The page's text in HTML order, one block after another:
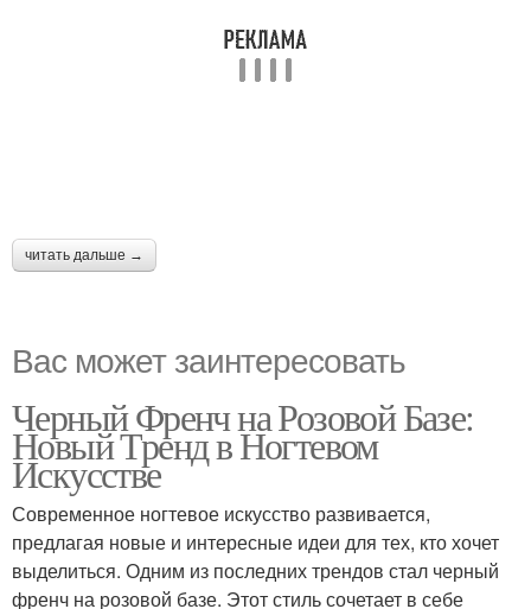
читать дальше →
Вас может заинтересовать
Черный Френч на Розовой Базе:
Новый Тренд в Ногтевом
Искусстве
Современное ногтевое искусство развивается,
предлагая новые и интересные идеи для тех, кто хочет
выделиться. Одним из последних трендов стал черный
френч на розовой базе. Этот стиль сочетает в себе